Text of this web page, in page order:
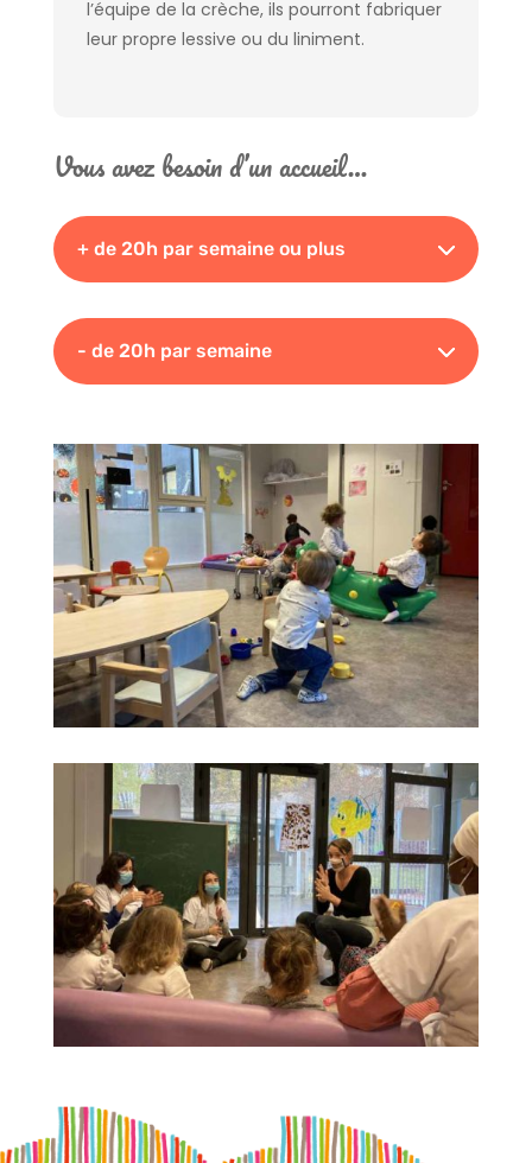
l’équipe de la crèche, ils pourront fabriquer
leur propre lessive ou du liniment.
Vous avez besoin d’un accueil…
+ de 20h par semaine ou plus
- de 20h par semaine